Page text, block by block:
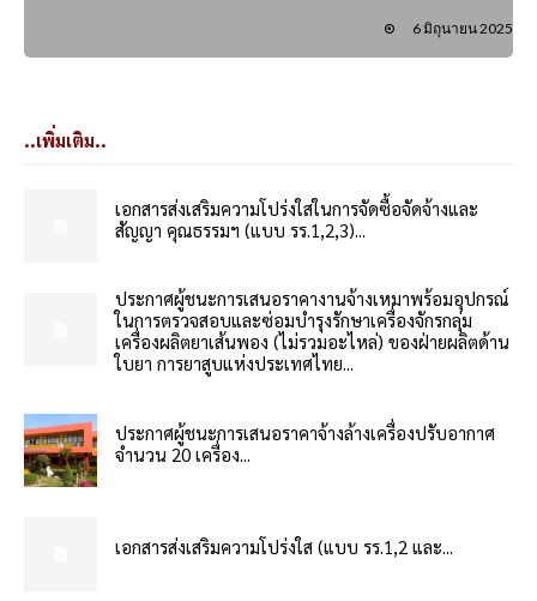
6 มิถุนายน 2025
..เพิ่มเติม..
เอกสารส่งเสริมความโปร่งใสในการจัดซื้อจัดจ้างและ
สัญญา คุณธรรมฯ (แบบ รร.1,2,3)...
ประกาศผู้ชนะการเสนอราคางานจ้างเหมาพร้อมอุปกรณ์
ในการตรวจสอบและซ่อมบำรุงรักษาเครื่องจักรกลุ่ม
เครื่องผลิตยาเส้นพอง (ไม่รวมอะไหล่) ของฝ่ายผลิตด้าน
ใบยา การยาสูบแห่งประเทศไทย...
ประกาศผู้ชนะการเสนอราคาจ้างล้างเครื่องปรับอากาศ
จำนวน 20 เครื่อง...
เอกสารส่งเสริมความโปร่งใส (แบบ รร.1,2 และ...